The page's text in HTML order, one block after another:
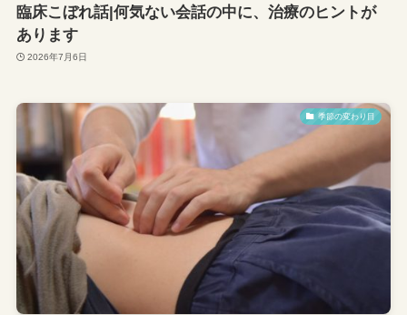
臨床こぼれ話|何気ない会話の中に、治療のヒントが
あります
2026年7月6日
季節の変わり目